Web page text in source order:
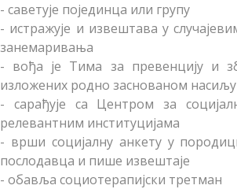
- саветује појединца или групу
- истражује и извештава у
занемаривања
- вођа је Тима за превенцију и
изложених родно заснованом насиљу
- сарађује са Центром за
релевантним институцијама
- врши социјалну анкету у
послодавца и пише извештаје
- обавља социотерапијски третман